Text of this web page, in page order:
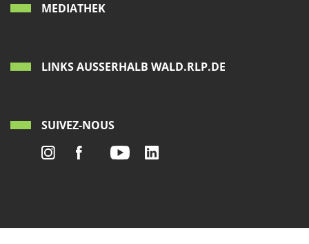
MEDIATHEK
LINKS AUSSERHALB WALD.RLP.DE
SUIVEZ-NOUS